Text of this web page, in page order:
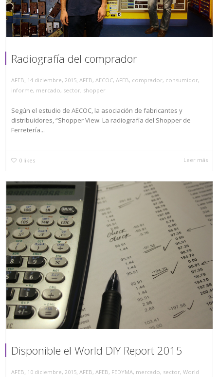
Radiografía del comprador
AFEB, 14 diciembre, 2015, AFEB, AECOC, AFEB, comprador, consumidor,
informe, mercado, sector, shopper
Según el estudio de AECOC, la asociación de fabricantes y
distribuidores, “Shopper View: La radiografía del Shopper de
Ferretería...
0 likes Leer más
Disponible el World DIY Report 2015
AFEB, 10 diciembre, 2015, AFEB, AFEB, FEDYMA, mercado, sector, World